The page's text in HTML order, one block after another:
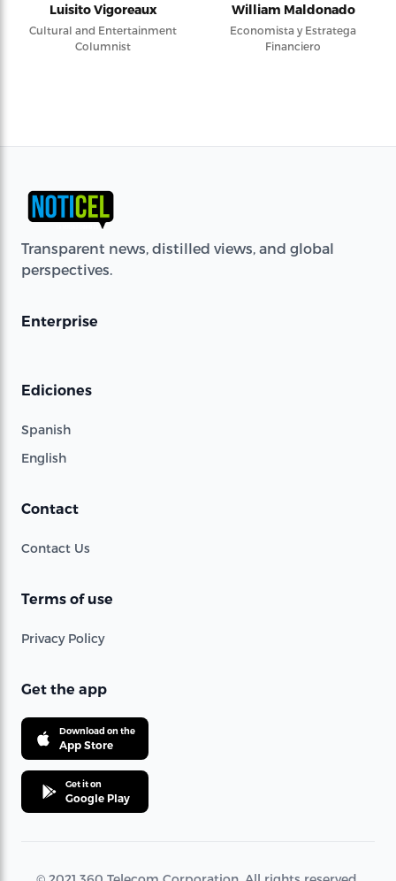
Luisito Vigoreaux
Cultural and Entertainment
Columnist
William Maldonado
Economista y Estratega
Financiero
Transparent news, distilled views, and global
perspectives.
Enterprise
Ediciones
Spanish
English
Contact
Contact Us
Terms of use
Privacy Policy
Get the app
Download on the
App Store
Get it on
Google Play